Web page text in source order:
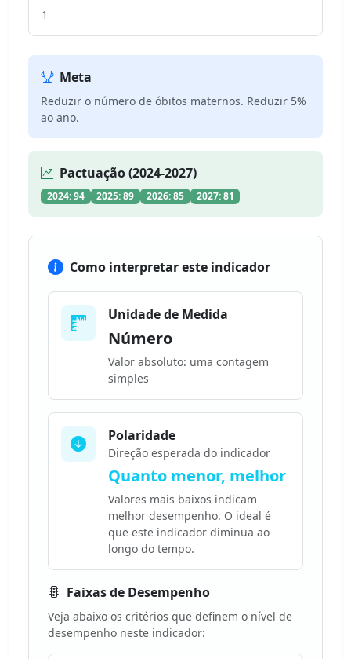
1
Meta
Reduzir o número de óbitos maternos. Reduzir 5%
ao ano.
Pactuação (2024-2027)
2024: 94 2025: 89 2026: 85 2027: 81
Como interpretar este indicador
Unidade de Medida
Número
Valor absoluto: uma contagem
simples
Polaridade
Direção esperada do indicador
Quanto menor, melhor
Valores mais baixos indicam
melhor desempenho. O ideal é
que este indicador diminua ao
longo do tempo.
Faixas de Desempenho
Veja abaixo os critérios que definem o nível de
desempenho neste indicador: